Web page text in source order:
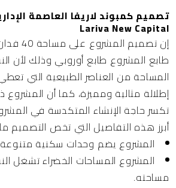
Lariva New Capital
إن تصميم
طابع المشروع طابع أوروبي وذلك لأن
المساحة من العناصر الطبيعية التي
إطلالة مثالية ومميزة، كما أن
تكسر حاجة الإنشاء المتكدسة في
أبرز هذه التفاصيل التي تخص التصميم
المشروع يضم وحدات سكنية
المشروع المساحات الخضراء تشغل
مساحته.